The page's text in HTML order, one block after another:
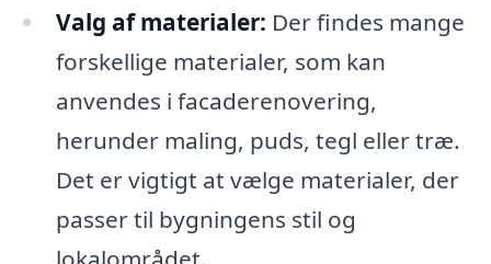
Valg af materialer: Der findes mange
forskellige materialer, som kan
anvendes i facaderenovering,
herunder maling, puds, tegl eller træ.
Det er vigtigt at vælge materialer, der
passer til bygningens stil og